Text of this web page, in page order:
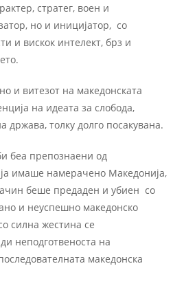
стратег, воен и
но и иницијатор, со
и вискок интелект, брз и
и витезот на македонската
на идеата за слобода,
држава, толку долго посакувана.
беа препознаени од
ја имаше намерачено Македонија,
беше предаден и убиен со
и неуспешно македонско
силна жестина се
неподготвеноста на
македонска